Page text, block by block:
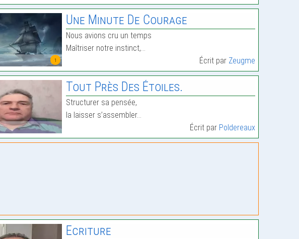
1
Une Minute De Courage
Nous avions cru un temps
Maîtriser notre instinct,…
Écrit par Zeugme
Tout Près Des Étoiles.
Structurer sa pensée,
la laisser s’assembler…
Écrit par Poldereaux
Ecriture